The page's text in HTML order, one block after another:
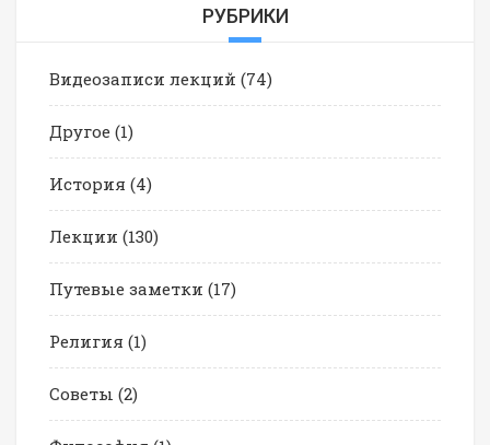
РУБРИКИ
Видеозаписи лекций (74)
Другое (1)
История (4)
Лекции (130)
Путевые заметки (17)
Религия (1)
Советы (2)